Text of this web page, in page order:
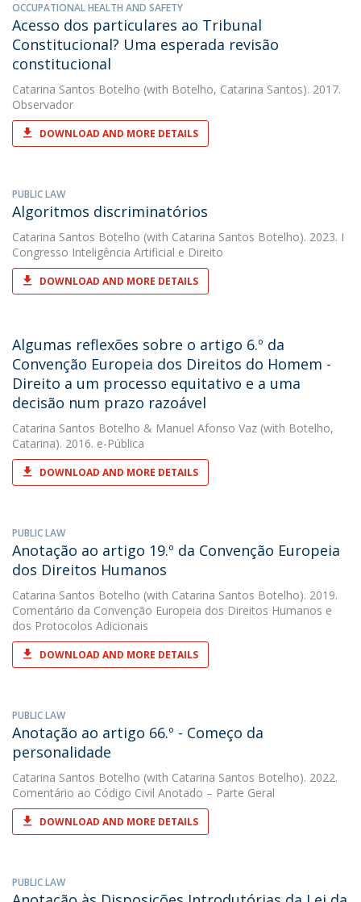
OCCUPATIONAL HEALTH AND SAFETY
Acesso dos particulares ao Tribunal
Constitucional? Uma esperada revisão
constitucional
Catarina Santos Botelho (with Botelho, Catarina Santos). 2017.
Observador
DOWNLOAD AND MORE DETAILS
PUBLIC LAW
Algoritmos discriminatórios
Catarina Santos Botelho (with Catarina Santos Botelho). 2023. I
Congresso Inteligência Artificial e Direito
DOWNLOAD AND MORE DETAILS
Algumas reflexões sobre o artigo 6.º da
Convenção Europeia dos Direitos do Homem -
Direito a um processo equitativo e a uma
decisão num prazo razoável
Catarina Santos Botelho & Manuel Afonso Vaz (with Botelho,
Catarina). 2016. e-Pública
DOWNLOAD AND MORE DETAILS
PUBLIC LAW
Anotação ao artigo 19.º da Convenção Europeia
dos Direitos Humanos
Catarina Santos Botelho (with Catarina Santos Botelho). 2019.
Comentário da Convenção Europeia dos Direitos Humanos e
dos Protocolos Adicionais
DOWNLOAD AND MORE DETAILS
PUBLIC LAW
Anotação ao artigo 66.º - Começo da
personalidade
Catarina Santos Botelho (with Catarina Santos Botelho). 2022.
Comentário ao Código Civil Anotado – Parte Geral
DOWNLOAD AND MORE DETAILS
PUBLIC LAW